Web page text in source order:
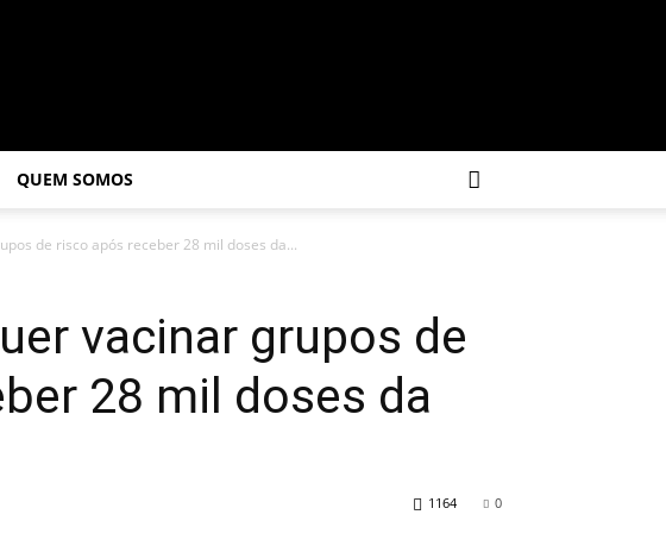
QUEM SOMOS
de risco após receber 28 mil doses da...
vacinar grupos de
28 mil doses da
0
1164